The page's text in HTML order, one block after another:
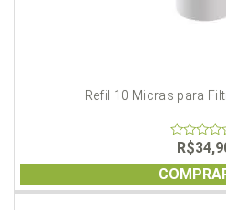
Refil 10 Micras para
of
5
R$